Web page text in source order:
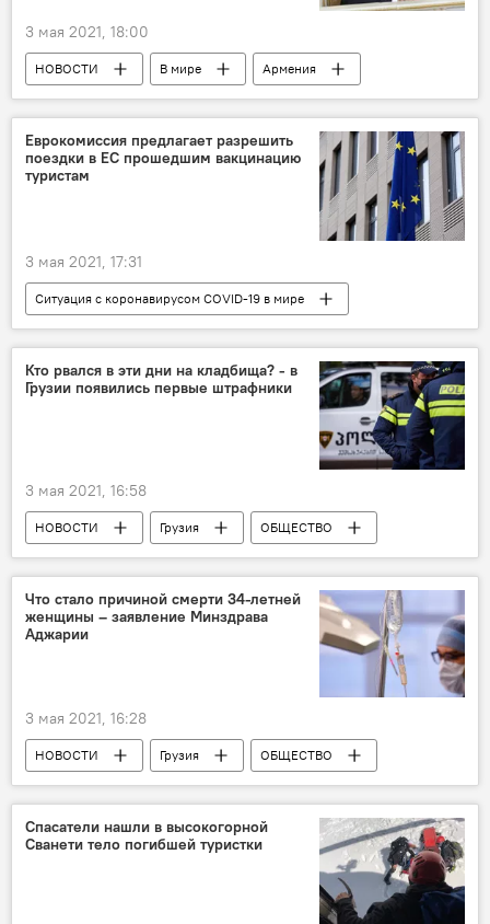
3 мая 2021, 18:00
НОВОСТИ В мире
Армения
Никол Пашинян
Грузия
Еврокомиссия предлагает разрешить
поездки в ЕС прошедшим вакцинацию
туристам
3 мая 2021, 17:31
Ситуация с коронавирусом COVID-19 в мире
В мире
НОВОСТИ
Евросоюз
Коронавирус COVID-19
ОБЩЕСТВО
Кто рвался в эти дни на кладбища? - в
Грузии появились первые штрафники
3 мая 2021, 16:58
НОВОСТИ Грузия
ОБЩЕСТВО
Коронавирус COVID-19
Кладбище
Что стало причиной смерти 34-летней
женщины – заявление Минздрава
Аджарии
3 мая 2021, 16:28
НОВОСТИ Грузия
ОБЩЕСТВО
Коронавирус COVID-19
Аджария
Спасатели нашли в высокогорной
Сванети тело погибшей туристки